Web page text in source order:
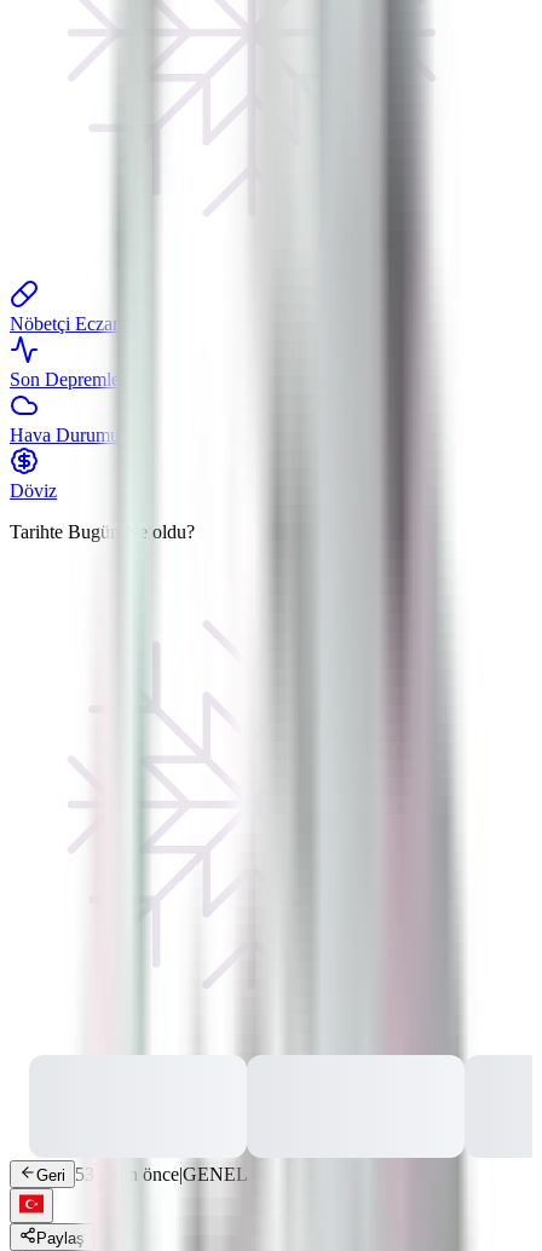
Nöbetçi Eczane
Son Depremler
Hava Durumu
Döviz
Tarihte Bugün
Ne oldu?
Geri 533 gün önce|GENEL
Paylaş